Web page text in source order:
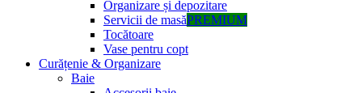
Organizare și depozitare
Servicii de masăPREMIUM
Tocătoare
Vase pentru copt
Curățenie & Organizare
Baie